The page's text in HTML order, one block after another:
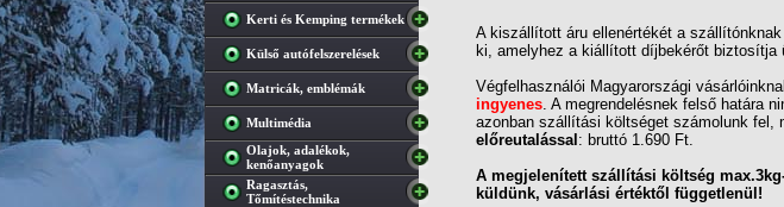
Kerti és Kemping termékek
Külső autófelszerelések
Matricák, emblémák
Multimédia
Olajok, adalékok,
kenőanyagok
Ragasztás,
Tőmítéstechnika
A kiszállított áru ellenértékét a szállítónknak
ki, amelyhez a kiállított díjbekérőt biztosítja
Végfelhasználói Magyarországi
ingyenes. A megrendelésnek felső határa
azonban szállítási költséget számolunk fel,
előreutalással : bruttó 1.690 Ft.
A megjelenített szállítási költség
küldünk, vásárlási értéktől függetlenül!